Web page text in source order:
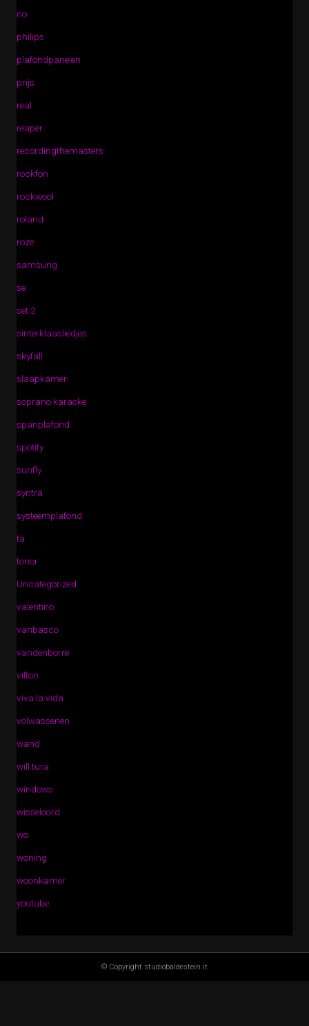
no
philips
plafondpanelen
prijs
real
reaper
recordingthemasters
rockfon
rockwool
roland
roze
samsung
se
set 2
sinterklaasliedjes
skyfall
slaapkamer
soprano karaoke
spanplafond
spotify
sunfly
syntra
systeemplafond
ta
tonor
Uncategorized
valentino
vanbasco
vandenborre
vilton
viva la vida
volwassenen
wand
will tura
windows
wisseloord
wo
woning
woonkamer
youtube
© Copyright studiobaldestein.it